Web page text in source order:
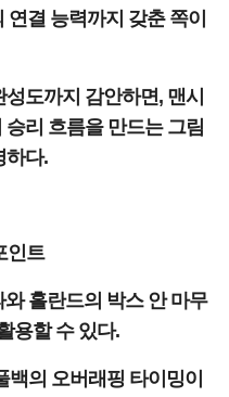
결 능력까지 갖춘 쪽이
도까지 감안하면, 맨시
리 흐름을 만드는 그림
하다.
인트
홀란드의 박스 안 마무
용할 수 있다.
의 오버래핑 타이밍이